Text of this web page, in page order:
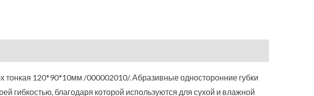
тонкая 120*90*10мм /000002010/. Абразивные односторонние губки
гибкостью, благодаря которой используются для сухой и влажной